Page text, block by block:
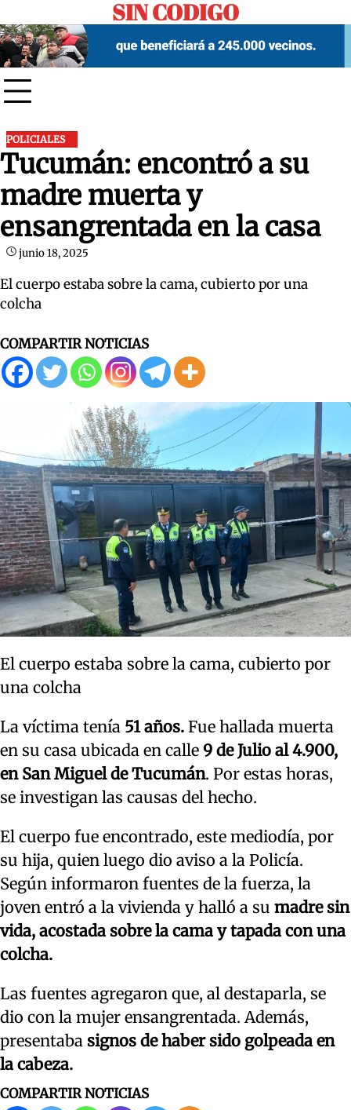
to
content
SIN CODIGO
POLICIALES
Tucumán: encontró a su
madre muerta y
ensangrentada en la casa
junio 18, 2025
El cuerpo estaba sobre la cama, cubierto por una
colcha
COMPARTIR NOTICIAS
El cuerpo estaba sobre la cama, cubierto por
una colcha
La víctima tenía 51 años. Fue hallada muerta
en su casa ubicada en calle 9 de Julio al 4.900,
en San Miguel de Tucumán. Por estas horas,
se investigan las causas del hecho.
El cuerpo fue encontrado, este mediodía, por
su hija, quien luego dio aviso a la Policía.
Según informaron fuentes de la fuerza, la
joven entró a la vivienda y halló a su madre sin
vida, acostada sobre la cama y tapada con una
colcha.
Las fuentes agregaron que, al destaparla, se
dio con la mujer ensangrentada. Además,
presentaba signos de haber sido golpeada en
la cabeza.
COMPARTIR NOTICIAS